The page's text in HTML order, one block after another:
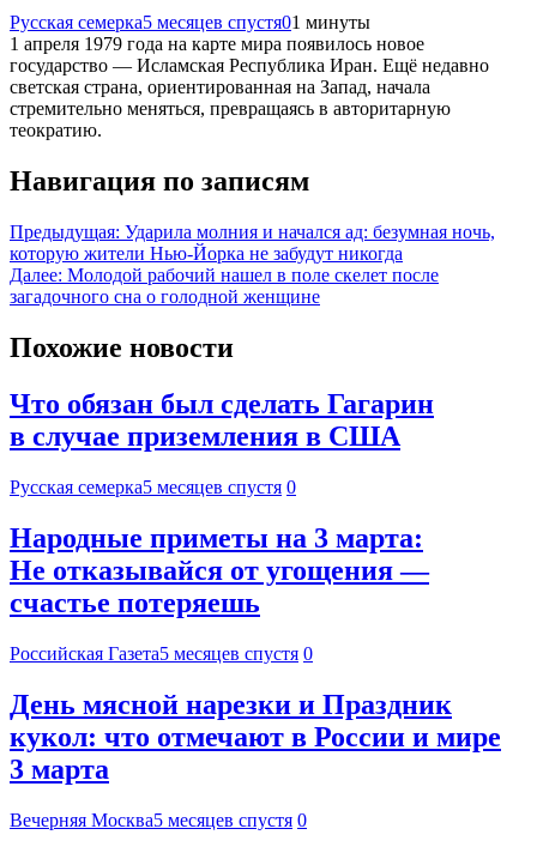
Русская семерка5 месяцев спустя01 минуты
1 апреля 1979 года на карте мира появилось новое
государство — Исламская Республика Иран. Ещё недавно
светская страна, ориентированная на Запад, начала
стремительно меняться, превращаясь в авторитарную
теократию.
Навигация по записям
Предыдущая: Ударила молния и начался ад: безумная ночь,
которую жители Нью-Йорка не забудут никогда
Далее: Молодой рабочий нашел в поле скелет после
загадочного сна о голодной женщине
Похожие новости
Что обязан был сделать Гагарин
в случае приземления в США
Русская семерка5 месяцев спустя 0
Народные приметы на 3 марта:
Не отказывайся от угощения —
счастье потеряешь
Российская Газета5 месяцев спустя 0
День мясной нарезки и Праздник
кукол: что отмечают в России и мире
3 марта
Вечерняя Москва5 месяцев спустя 0